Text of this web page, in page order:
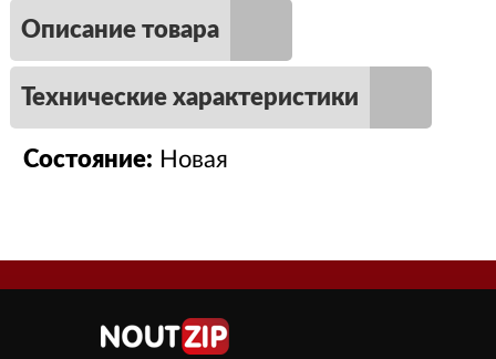
Описание товара
Технические характеристики
Состояние: Новая